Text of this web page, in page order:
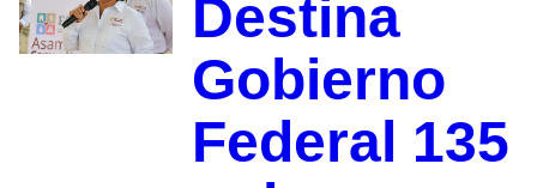
Destina
Gobierno
Federal 135